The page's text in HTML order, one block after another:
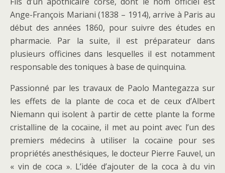
Ange-François Mariani (1838 – 1914), arrive à Paris au
début des années 1860, pour suivre des études en
pharmacie. Par la suite, il est préparateur dans
plusieurs officines dans lesquelles il est notamment
responsable des toniques à base de quinquina.
Passionné par les travaux de Paolo Mantegazza sur
les effets de la plante de coca et de ceux d’Albert
Niemann qui isolent à partir de cette plante la forme
cristalline de la cocaïne, il met au point avec l’un des
premiers médecins à utiliser la cocaïne pour ses
propriétés anesthésiques, le docteur Pierre Fauvel, un
« vin de coca ». L’idée d’ajouter de la coca à du vin